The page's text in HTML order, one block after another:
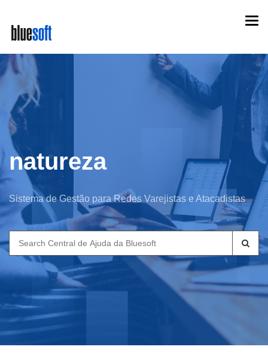
main
content
natureza
Sistema de Gestão para Redes Varejistas e Atacadistas
Search
for: